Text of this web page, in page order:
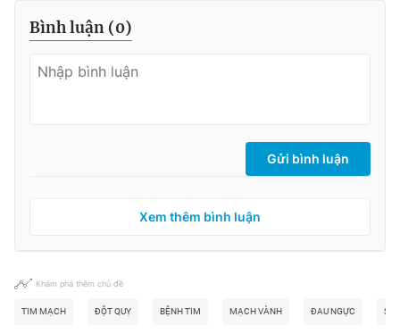
Bình luận (0)
Gửi bình luận
Xem thêm bình luận
Khám phá thêm chủ đề
TIM MẠCH ĐỘT QUỴ BỆNH TIM MẠCH VÀNH ĐAU NGỰC